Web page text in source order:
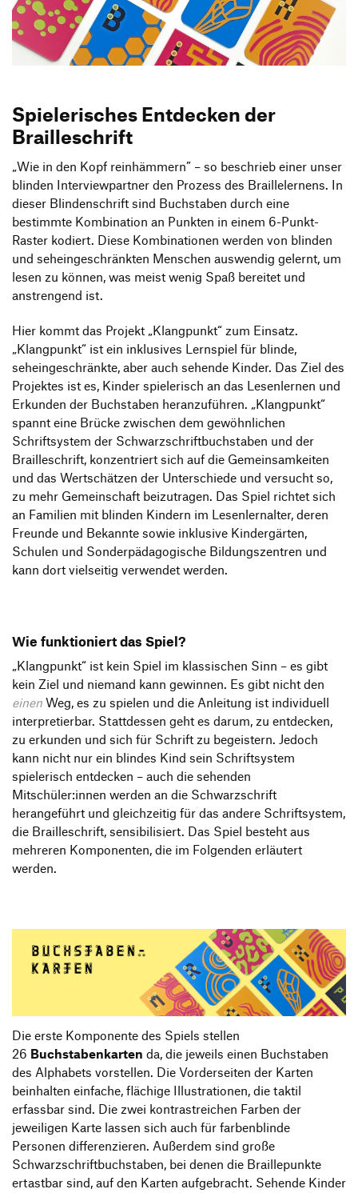
Transfer und Kooperation
Produktgestaltung B.A.
Strategische Gestaltung M.A.
Spielerisches Entdecken der
Brailleschrift
„Wie in den Kopf reinhämmern” – so beschrieb einer unser
blinden Interviewpartner den Prozess des Braillelernens. In
dieser Blindenschrift sind Buchstaben durch eine
bestimmte Kombination an Punkten in einem 6-Punkt-
Raster kodiert. Diese Kombinationen werden von blinden
und seheingeschränkten Menschen auswendig gelernt, um
lesen zu können, was meist wenig Spaß bereitet und
anstrengend ist.
Hier kommt das Projekt „Klangpunkt“ zum Einsatz.
„Klangpunkt“ ist ein inklusives Lernspiel für blinde,
seheingeschränkte, aber auch sehende Kinder. Das Ziel des
Projektes ist es, Kinder spielerisch an das Lesenlernen und
Erkunden der Buchstaben heranzuführen. „Klangpunkt“
spannt eine Brücke zwischen dem gewöhnlichen
Schriftsystem der Schwarzschriftbuchstaben und der
Brailleschrift, konzentriert sich auf die Gemeinsamkeiten
und das Wertschätzen der Unterschiede und versucht so,
zu mehr Gemeinschaft beizutragen. Das Spiel richtet sich
an Familien mit blinden Kindern im Lesenlernalter, deren
Freunde und Bekannte sowie inklusive Kindergärten,
Schulen und Sonderpädagogische Bildungszentren und
kann dort vielseitig verwendet werden.
Wie funktioniert das Spiel?
„Klangpunkt“ ist kein Spiel im klassischen Sinn – es gibt
kein Ziel und niemand kann gewinnen. Es gibt nicht den
einen Weg, es zu spielen und die Anleitung ist individuell
interpretierbar. Stattdessen geht es darum, zu entdecken,
zu erkunden und sich für Schrift zu begeistern. Jedoch
kann nicht nur ein blindes Kind sein Schriftsystem
spielerisch entdecken – auch die sehenden
Mitschüler:innen werden an die Schwarzschrift
herangeführt und gleichzeitig für das andere Schriftsystem,
die Brailleschrift, sensibilisiert. Das Spiel besteht aus
mehreren Komponenten, die im Folgenden erläutert
werden.
Die erste Komponente des Spiels stellen
26 Buchstabenkarten da, die jeweils einen Buchstaben
des Alphabets vorstellen. Die Vorderseiten der Karten
beinhalten einfache, flächige Illustrationen, die taktil
erfassbar sind. Die zwei kontrastreichen Farben der
jeweiligen Karte lassen sich auch für farbenblinde
Personen differenzieren. Außerdem sind große
Schwarzschriftbuchstaben, bei denen die Braillepunkte
ertastbar sind, auf den Karten aufgebracht. Sehende Kinder